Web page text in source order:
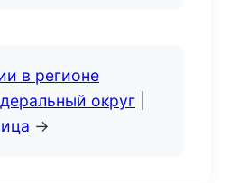
в регионе
округ
→